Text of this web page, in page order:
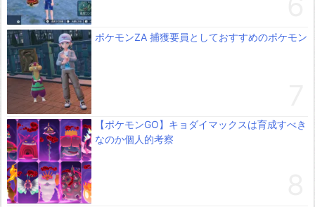
ポケモンZA 捕獲要員としておすすめのポケモン
【ポケモンGO】キョダイマックスは育成すべき
なのか個人的考察